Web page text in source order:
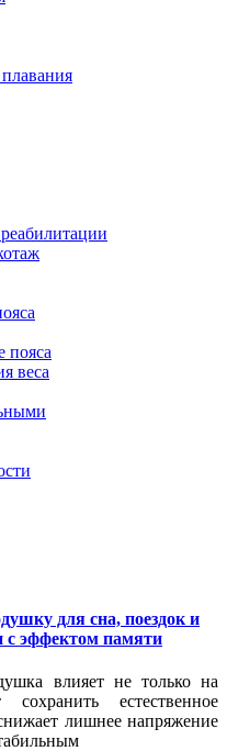
пояса
веса
для сна, поездок и
с эффектом памяти
влияет не только на
естественное
лишнее напряжение